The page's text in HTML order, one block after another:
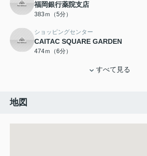
福岡銀行薬院支店
383ｍ（5分）
ショッピングセンター
CAITAC SQUARE GARDEN
474ｍ（6分）
すべて見る
地図